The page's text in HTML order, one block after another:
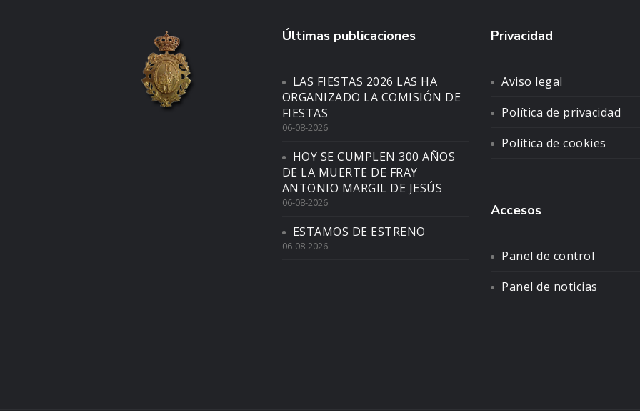
Últimas publicaciones
LAS FIESTAS 2026 LAS HA
ORGANIZADO LA COMISIÓN DE
FIESTAS
06-08-2026
HOY SE CUMPLEN 300 AÑOS
DE LA MUERTE DE FRAY
ANTONIO MARGIL DE JESÚS
06-08-2026
ESTAMOS DE ESTRENO
06-08-2026
Privacidad
Aviso legal
Política de privacidad
Política de cookies
Accesos
Panel de control
Panel de noticias